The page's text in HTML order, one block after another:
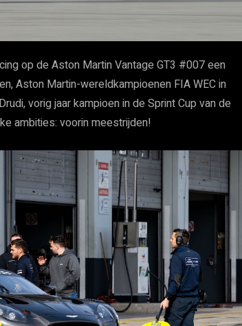
op de Aston Martin Vantage GT3 #007 een
Aston Martin-wereldkampioenen FIA WEC in
vorig jaar kampioen in de Sprint Cup van de
ambities: voorin meestrijden!